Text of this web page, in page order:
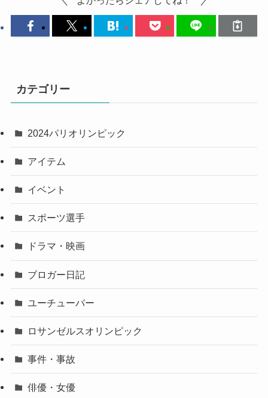
カテゴリー
2024パリオリンピック
アイテム
イベント
スポーツ選手
ドラマ・映画
ブロガー日記
ユーチューバー
ロサンゼルスオリンピック
事件・事故
俳優・女優